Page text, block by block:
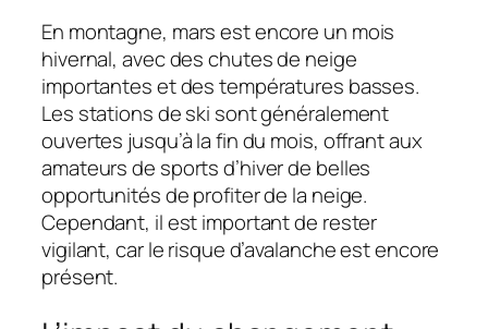
En montagne, mars est encore un mois
hivernal, avec des chutes de neige
importantes et des températures basses.
Les stations de ski sont généralement
ouvertes jusqu’à la fin du mois, offrant aux
amateurs de sports d’hiver de belles
opportunités de profiter de la neige.
Cependant, il est important de rester
vigilant, car le risque d’avalanche est encore
présent.